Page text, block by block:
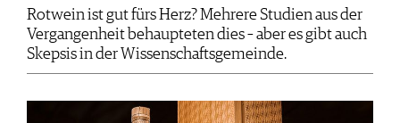
Rotwein ist gut fürs Herz? Mehrere Studien aus der
Vergangenheit behaupteten dies – aber es gibt auch
Skepsis in der Wissenschaftsgemeinde.